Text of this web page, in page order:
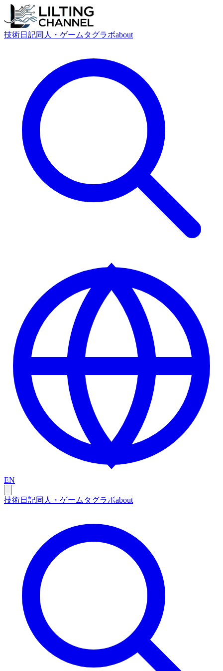
技術日記同人・ゲーム タグラボabout
EN
技術日記同人・ゲーム タグラボabout